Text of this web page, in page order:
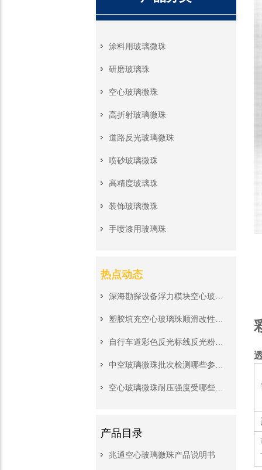
涂料用玻璃微珠
研磨玻璃珠
空心玻璃微珠
高折射玻璃微珠
道路反光玻璃微珠
喷砂玻璃微珠
高精度玻璃珠
装饰玻璃微珠
手喷漆用玻璃珠
热点动态
自行车道彩色反光标线反光粉，非机动车道夜间警示施工原料
空心玻璃微珠耐压强度受哪些工艺影响?深海浮力填料关键参数解读
产品目录
兆通空心玻璃微珠产品说明书